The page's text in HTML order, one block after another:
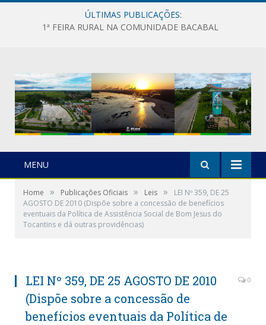
ÚLTIMAS PUBLICAÇÕES:
1ª FEIRA RURAL NA COMUNIDADE BACABAL
MENU
Home » Publicações Oficiais » Leis »
LEI Nº 359, DE 25
AGOSTO DE 2010 (Dispõe sobre a concessão de benefícios
eventuais da Política de Assistência Social de Bom Jesus do
Tocantins e dá outras providências)
LEI Nº 359, DE 25 AGOSTO DE 2010
(Dispõe sobre a concessão de
benefícios eventuais da Política de
0